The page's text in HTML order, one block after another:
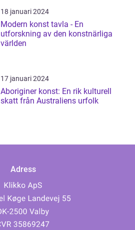
18 januari 2024
Modern konst tavla - En
utforskning av den konstnärliga
världen
17 januari 2024
Aboriginer konst: En rik kulturell
skatt från Australiens urfolk
Adress